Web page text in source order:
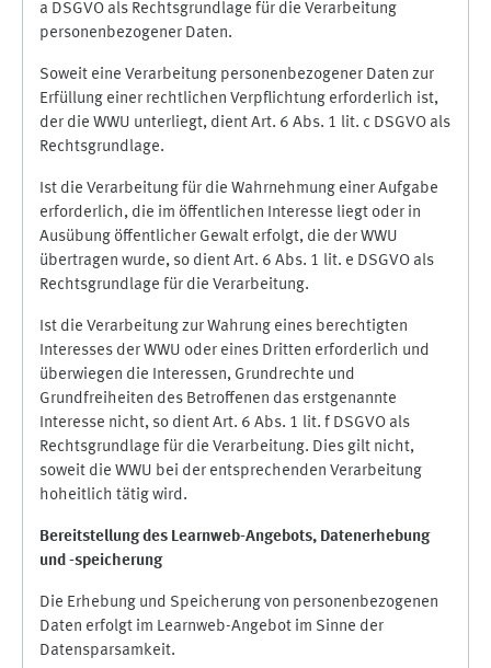
a DSGVO als Rechtsgrundlage für die Verarbeitung
personenbezogener Daten.
Soweit eine Verarbeitung personenbezogener Daten zur
Erfüllung einer rechtlichen Verpflichtung erforderlich ist,
der die WWU unterliegt, dient Art. 6 Abs. 1 lit. c DSGVO als
Rechtsgrundlage.
Ist die Verarbeitung für die Wahrnehmung einer Aufgabe
erforderlich, die im öffentlichen Interesse liegt oder in
Ausübung öffentlicher Gewalt erfolgt, die der WWU
übertragen wurde, so dient Art. 6 Abs. 1 lit. e DSGVO als
Rechtsgrundlage für die Verarbeitung.
Ist die Verarbeitung zur Wahrung eines berechtigten
Interesses der WWU oder eines Dritten erforderlich und
überwiegen die Interessen, Grundrechte und
Grundfreiheiten des Betroffenen das erstgenannte
Interesse nicht, so dient Art. 6 Abs. 1 lit. f DSGVO als
Rechtsgrundlage für die Verarbeitung. Dies gilt nicht,
soweit die WWU bei der entsprechenden Verarbeitung
hoheitlich tätig wird.
Bereitstellung des Learnweb-Angebots, Datenerhebung
und -speicherung
Die Erhebung und Speicherung von personenbezogenen
Daten erfolgt im Learnweb-Angebot im Sinne der
Datensparsamkeit.